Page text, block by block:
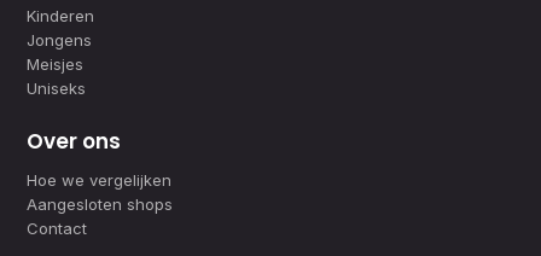
Kinderen
Jongens
Meisjes
Uniseks
Over ons
Hoe we vergelijken
Aangesloten shops
Contact